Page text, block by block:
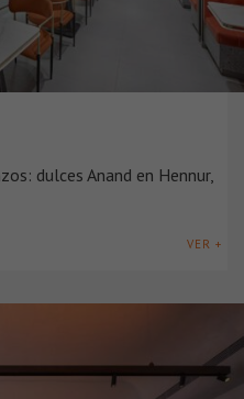
dulces Anand en Hennur,
VER +